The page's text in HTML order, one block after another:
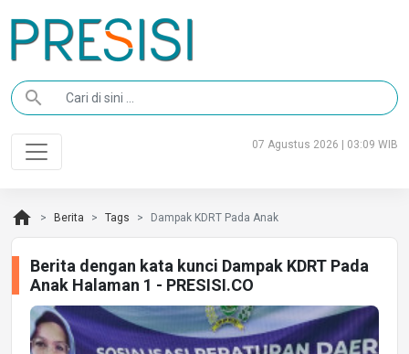
search
07 Agustus 2026 | 03:09 WIB
home Berita Tags Dampak KDRT Pada Anak
Berita dengan kata kunci Dampak KDRT Pada
Anak Halaman 1 - PRESISI.CO